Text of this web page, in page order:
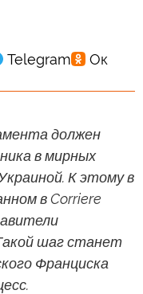
должен
в мирных
К этому в
в Corriere
шаг станет
Франциска